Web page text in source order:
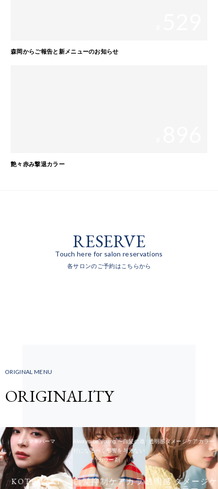
森岡からご報告と新メニューのお知らせ
艶々赤み撃退カラー
RESERVE
Touch here for salon reservations
各サロンのご予約はこちらから
ORIGINAL MENU
ORIGINALITY
コテマキパーマ
KOTEMAKI
Always be young 〜白髪の進
行になるべく影響を与えない
カラー剤
白髪抑制ケアカラ
透明感ダメージケアカラー
透明感 ダメージケ